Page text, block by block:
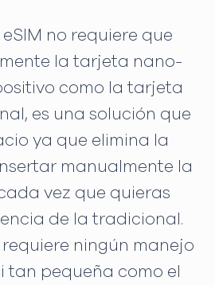
no requiere que
la tarjeta nano-
como la tarjeta
es una solución que
ya que elimina la
manualmente la
vez que quieras
de la tradicional.
requiere ningún manejo
tan pequeña como el